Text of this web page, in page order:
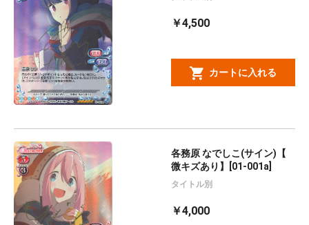
￥4,500
カートに入れる
各務原 なでしこ(サイン)【
微キズあり】[01-001a]
タイトル別
￥4,000